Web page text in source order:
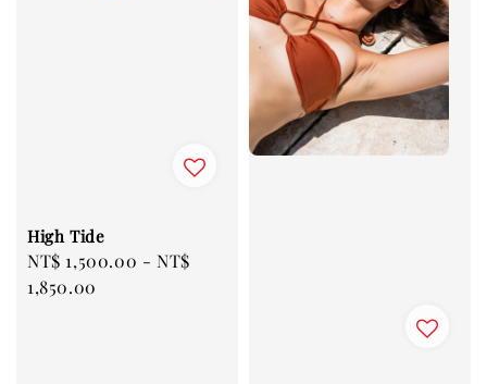
High Tide
Regular
price
NT$ 1,500.00 -NT$
1,850.00